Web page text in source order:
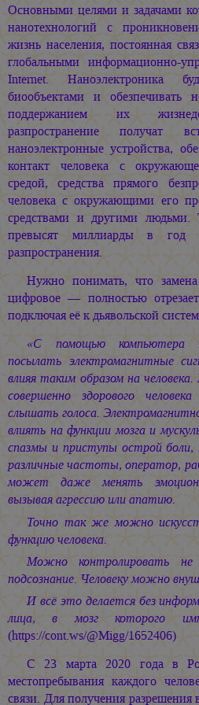
Основными целями и задачами
нанотехнологий с
жизнь населения, постоянная
глобальными информационно-
Internet. Наноэлектроника
биообъектами и обезпечивать
поддержанием их
разпространение получат
наноэлектронные устройства,
контакт человека с
средой, средства прямого
человека с окружающими его
средствами и другими людьми.
превысят миллиарды в год
разпространения.
Нужно понимать, что
цифровое — полностью
подключая её к дьявольской
«С помощью компьютера
посылать электромагнитные
влияя таким образом на
совершенно здорового
слышать голоса.
влиять на функции мозга и
спазмы и приступы острой боли,
различные частоты, оператор,
может даже менять
вызывая агрессию или апатию.
Точно так же можно
функцию человека.
Можно контролировать
подсознание. Человеку можно
И всё это делается без
лица, в мозг которого
(https://cont.ws/@Migg/1652406)
С 23 марта 2020 года в
местопребывания каждого
связи. Для получения